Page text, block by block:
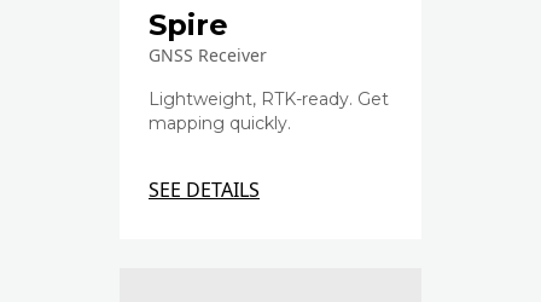
Spire
GNSS Receiver
Lightweight, RTK-ready. Get
mapping quickly.
SEE DETAILS